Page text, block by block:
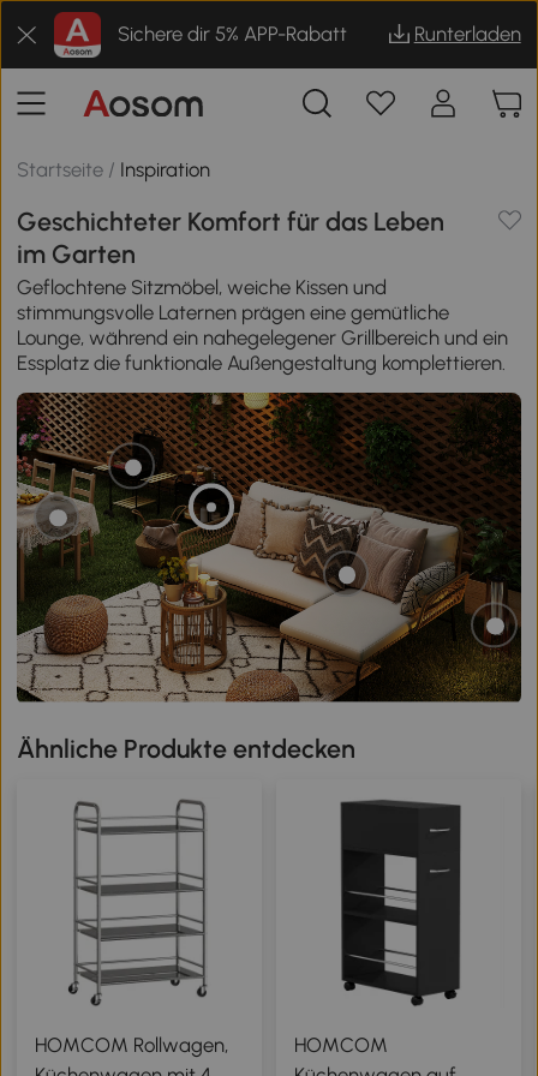
Sichere dir 5% APP-Rabatt Runterladen
Startseite / Inspiration
Geschichteter Komfort für das Leben
im Garten
Geflochtene Sitzmöbel, weiche Kissen und
stimmungsvolle Laternen prägen eine gemütliche
Lounge, während ein nahegelegener Grillbereich und ein
Essplatz die funktionale Außengestaltung komplettieren.
Ähnliche Produkte entdecken
HOMCOM Rollwagen,
HOMCOM